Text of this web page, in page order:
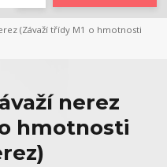
(Závaží třídy M1 o hmotnosti
nerez
hmotnosti